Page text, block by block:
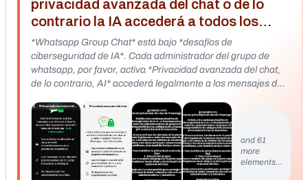
privacidad avanzada del chat o de lo
contrario la IA accederá a todos los
mensajes»
*Whatsapp Group Chat* está bajo *desafíos de
ciberseguridad de IA*. Cada administrador del grupo de
whatsapp, por favor, activa *Privacidad avanzada del chat,
de lo contrario, AI* accederá legalmente a los mensajes de
teléfono de todos. Incluso el chat de WhatsApp uno a uno
también debe activar la privacidad avanzada del chat. Para
ello, cuando estés en el chat, pulsa el nombre del grupo en
la parte superior, desplácese hacia abajo y verá la opción de
encenderlo. Por favor Administradora, activa la Privacidad
and 61
more
elements…